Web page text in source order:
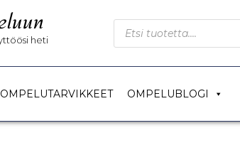
heti
OMPELUTARVIKKEET OMPELUBLOGI